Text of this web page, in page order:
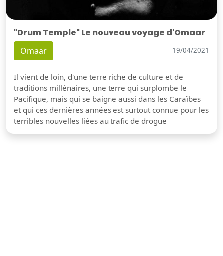
"Drum Temple" Le nouveau voyage d'Omaar
Omaar 19/04/2021
Il vient de loin, d'une terre riche de culture et de
traditions millénaires, une terre qui surplombe le
Pacifique, mais qui se baigne aussi dans les Caraïbes
et qui ces dernières années est surtout connue pour les
terribles nouvelles liées au trafic de drogue